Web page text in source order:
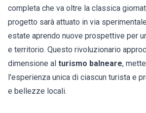
completa che va oltre la classica
progetto sarà attuato in via
estate aprendo nuove prospettive per
e territorio. Questo rivoluzionario
dimensione al turismo balneare,
l'esperienza unica di ciascun turista e
e bellezze locali.